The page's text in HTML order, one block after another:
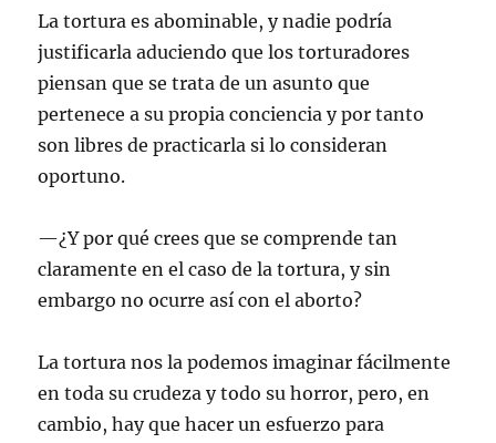
La tortura es abominable, y nadie podría
justificarla aduciendo que los torturadores
piensan que se trata de un asunto que
pertenece a su propia conciencia y por tanto
son libres de practicarla si lo consideran
oportuno.
—¿Y por qué crees que se comprende tan
claramente en el caso de la tortura, y sin
embargo no ocurre así con el aborto?
La tortura nos la podemos imaginar fácilmente
en toda su crudeza y todo su horror, pero, en
cambio, hay que hacer un esfuerzo para